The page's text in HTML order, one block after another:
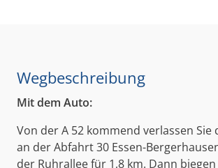
Wegbeschreibung
Mit dem Auto:
Von der A 52 kommend verlassen Sie
an der Abfahrt 30 Essen-
der Ruhrallee für 1,8 km. Dann